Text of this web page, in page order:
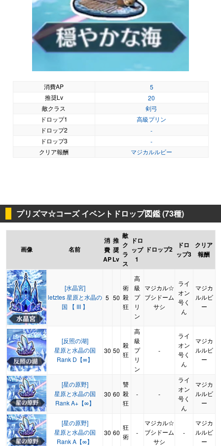
消費AP
5
推奨Lv
20
敵クラス
剣弓
ドロップ1
高級プリン
ドロップ2
-
ドロップ3
-
クリア報酬
マジカルルビー
プリズマ☆コーズ イベントドロップ図鑑 (73種)
画像 名前
消
費
AP
推
奨
Lv
敵
ク
ラ
ス
ドロ
ップ
1
ドロップ2
ドロ
ップ3
クリア
報酬
[水晶宮]
letztes 星原と水晶の
国 【 III 】
5 50
術
殺
狂
高
級
プ
リ
ン
マジカル☆
ブシドーム
サシ
ライ
オン
号く
ん
マジカ
ルルビ
ー
[反照の湖]
星原と水晶の国
Rank D【∞】
30 50
殺
狂
高
級
プ
リ
ン
-
ライ
オン
号く
ん
マジカ
ルルビ
ー
[星の原野]
星原と水晶の国
Rank A+【∞】
30 60
讐
殺
狂
- -
ライ
オン
号く
ん
マジカ
ルルビ
ー
[星の原野]
星原と水晶の国
Rank A【∞】
30 60
狂
術
-
マジカル☆
ブシドーム
サシ
-
マジカ
ルルビ
ー